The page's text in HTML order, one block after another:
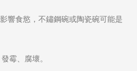
響食慾，不鏽鋼碗或陶瓷碗可能是
霉、腐壞。